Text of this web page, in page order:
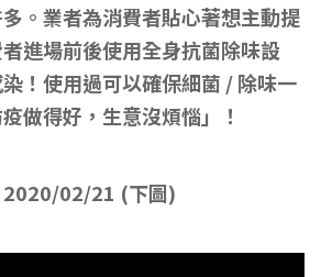
。 業者為消費者貼心著想主動提
進場前後使用全身抗菌除味設
！ 使用過可以確保細菌 / 除味一
做得好，生意沒煩惱」！
2020/02/21 (下圖)